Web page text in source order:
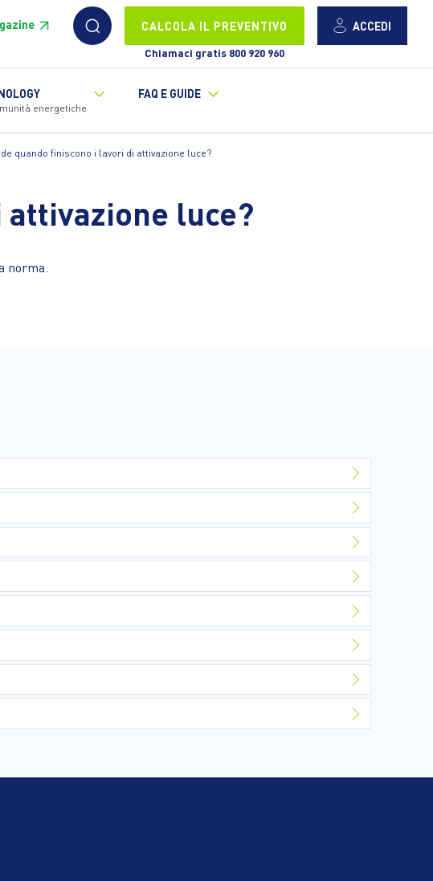
CALCOLA IL PREVENTIVO
Chiamaci gratis 800 920 960
ACCEDI
energetiche
FAQ E GUIDE
quando finiscono i lavori di attivazione luce?
attivazione luce?
norma.